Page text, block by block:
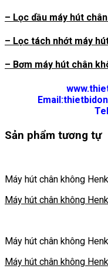
– Lọc dầu máy hút
– Lọc tách nhớt máy
– Bơm máy hút chân
Sản phẩm tương tự
Máy hút chân không
Máy hút chân không
Máy hút chân không
Máy hút chân không